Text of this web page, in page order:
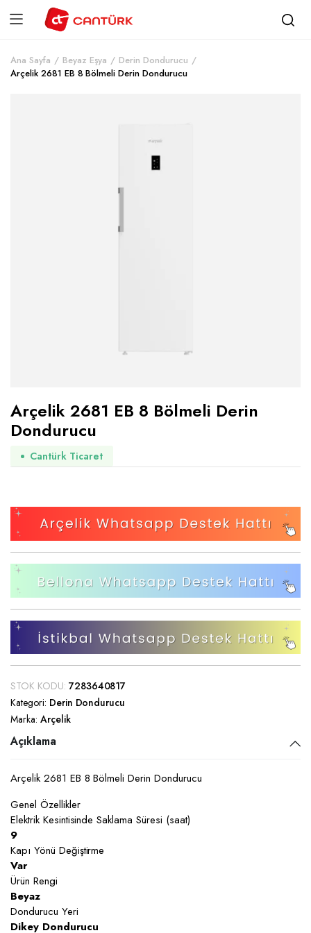
Ana Sayfa Beyaz Eşya
Derin Dondurucu
Arçelik 2681 EB 8 Bölmeli Derin Dondurucu
Arçelik 2681 EB 8 Bölmeli Derin
Dondurucu
Cantürk Ticaret
STOK KODU: 7283640817
Kategori: Derin Dondurucu
Marka: Arçelik
Açıklama
Arçelik 2681 EB 8 Bölmeli Derin Dondurucu
Genel Özellikler
Elektrik Kesintisinde Saklama Süresi (saat)
9
Kapı Yönü Değiştirme
Var
Ürün Rengi
Beyaz
Dondurucu Yeri
Dikey Dondurucu